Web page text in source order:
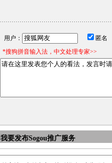
用户： 匿名
*搜狗拼音输入法，中文处理专家>>
我要发布Sogou推广服务